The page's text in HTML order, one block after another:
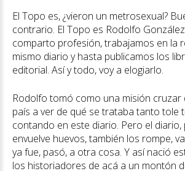
El Topo es, ¿vieron un metrosexual?
contrario. El Topo es Rodolfo
comparto profesión, trabajamos en la
mismo diario y hasta publicamos los
editorial. Así y todo, voy a elogiarlo.
Rodolfo tomó como una misión cruzar
país a ver de qué se trataba tanto tole
contando en este diario. Pero el
envuelve huevos, también los rompe,
ya fue, pasó, a otra cosa. Y así nació
los historiadores de acá a un montón